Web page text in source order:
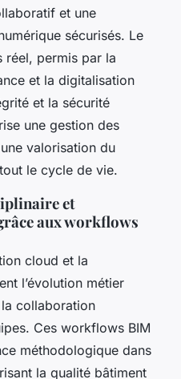
et une
sécurisés. Le
réel, permis par la
et la digitalisation
et la sécurité
une gestion des
valorisation du
le cycle de vie.
et
aux workflows
cloud et la
l’évolution métier
collaboration
Ces workflows BIM
méthodologique dans
la qualité bâtiment